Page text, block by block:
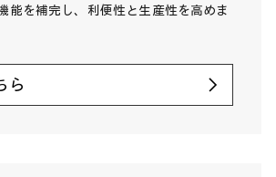
能を補完し、利便性と生産性を高めま
ら